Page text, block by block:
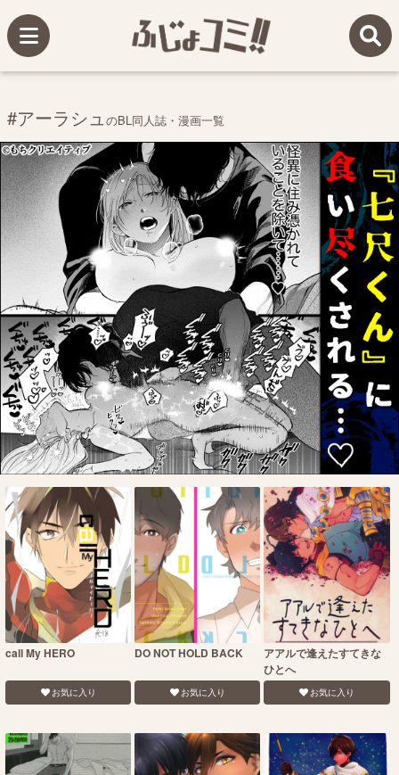
#アーラシュのBL同人誌・漫画一覧
call My HERO
お気に入り
DO NOT HOLD BACK
お気に入り
アアルで逢えたすてきな
ひとへ
お気に入り